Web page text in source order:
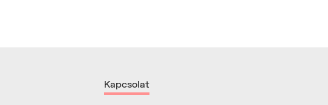
Kapcsolat